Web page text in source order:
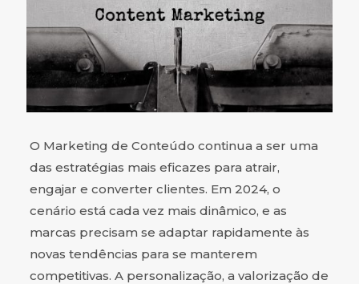
O Marketing de Conteúdo continua a ser uma
das estratégias mais eficazes para atrair,
engajar e converter clientes. Em 2024, o
cenário está cada vez mais dinâmico, e as
marcas precisam se adaptar rapidamente às
novas tendências para se manterem
competitivas. A personalização, a valorização de